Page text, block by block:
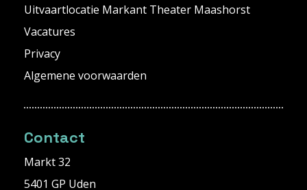
Uitvaartlocatie Markant Theater Maashorst
Vacatures
Privacy
Algemene voorwaarden
Contact
Markt 32
5401 GP Uden